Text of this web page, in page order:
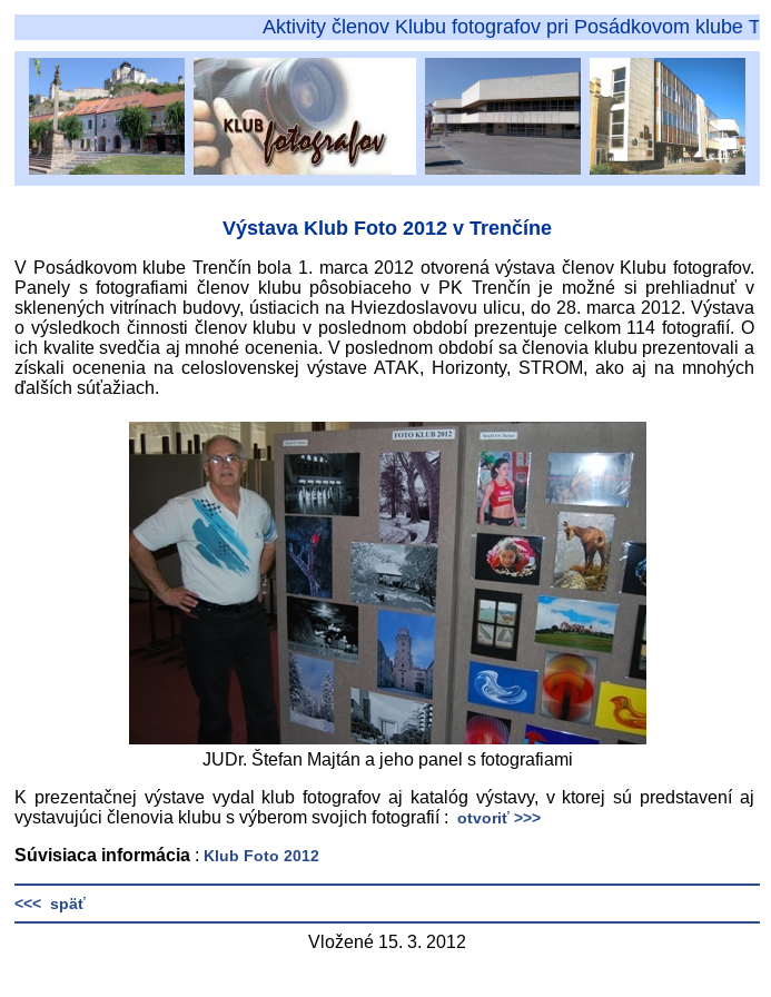
Aktivity členov Klubu fotografov pri Posádkovom klube Trenčín
Výstava Klub Foto 2012 v Trenčíne
V Posádkovom klube Trenčín bola 1. marca 2012 otvorená výstava členov Klubu fotografov.
Panely s fotografiami členov klubu pôsobiaceho v PK Trenčín je možné si prehliadnuť v
sklenených vitrínach budovy, ústiacich na Hviezdoslavovu ulicu, do 28. marca 2012. Výstava
o výsledkoch činnosti členov klubu v poslednom období prezentuje celkom 114 fotografií. O
ich kvalite svedčia aj mnohé ocenenia. V poslednom období sa členovia klubu prezentovali a
získali ocenenia na celoslovenskej výstave ATAK, Horizonty, STROM, ako aj na mnohých
ďalších súťažiach.
JUDr. Štefan Majtán a jeho panel s fotografiami
K prezentačnej výstave vydal klub fotografov aj katalóg výstavy, v ktorej sú predstavení aj
vystavujúci členovia klubu s výberom svojich fotografií : otvoriť >>>
Súvisiaca informácia : Klub Foto 2012
<<< späť
Vložené 15. 3. 2012